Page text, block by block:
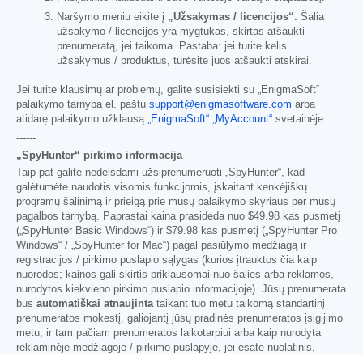
Naršymo meniu eikite į „Užsakymas / licencijos“. Šalia
užsakymo / licencijos yra mygtukas, skirtas atšaukti
prenumeratą, jei taikoma. Pastaba: jei turite kelis
užsakymus / produktus, turėsite juos atšaukti atskirai.
Jei turite klausimų ar problemų, galite susisiekti su „EnigmaSoft“
palaikymo tarnyba el. paštu support@enigmasoftware.com arba
atidarę palaikymo užklausą „EnigmaSoft“ „MyAccount“ svetainėje.
------
„SpyHunter“ pirkimo informacija
Taip pat galite nedelsdami užsiprenumeruoti „SpyHunter“, kad
galėtumėte naudotis visomis funkcijomis, įskaitant kenkėjiškų
programų šalinimą ir prieigą prie mūsų palaikymo skyriaus per mūsų
pagalbos tarnybą. Paprastai kaina prasideda nuo $49.98 kas pusmetį
(„SpyHunter Basic Windows“) ir $79.98 kas pusmetį („SpyHunter Pro
Windows“ / „SpyHunter for Mac“) pagal pasiūlymo medžiagą ir
registracijos / pirkimo puslapio sąlygas (kurios įtrauktos čia kaip
nuorodos; kainos gali skirtis priklausomai nuo šalies arba reklamos,
nurodytos kiekvieno pirkimo puslapio informacijoje). Jūsų prenumerata
bus automatiškai atnaujintataikant tuo metu taikomą standartinį
prenumeratos mokestį, galiojantį jūsų pradinės prenumeratos įsigijimo
metu, ir tam pačiam prenumeratos laikotarpiui arba kaip nurodyta
reklaminėje medžiagoje / pirkimo puslapyje, jei esate nuolatinis,